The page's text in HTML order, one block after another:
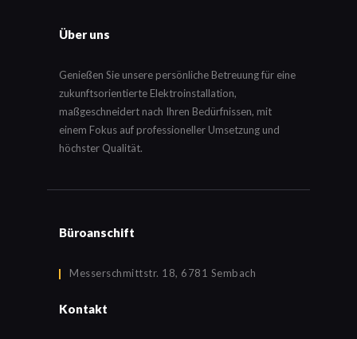
Über uns
Genießen Sie unsere persönliche Betreuung für eine
zukunftsorientierte Elektroinstallation,
maßgeschneidert nach Ihren Bedürfnissen, mit
einem Fokus auf professioneller Umsetzung und
höchster Qualität.
Büroanschift
Messerschmittstr. 18, 6781 Sembach
Kontakt